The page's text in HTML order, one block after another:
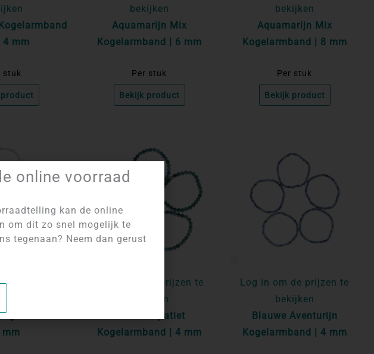
4 mm
stuk
product
bekijken
Aquamarijn Mix
Kogelarmband | 6 mm
Per stuk
Bekijk product
bekijken
Aquamarijn Mix
Kogelarmband | 8 mm
Per stuk
Bekijk product
prijzen te
mm
Log in om de prijzen te
bekijken
Blauwe Apatiet
Kogelarmband | 4 mm
Log in om de prijzen te
bekijken
Blauwe Aventurijn
Kogelarmband | 4 mm
online voorraad
kan de online
om dit zo snel mogelijk te
tegenaan? Neem dan gerust